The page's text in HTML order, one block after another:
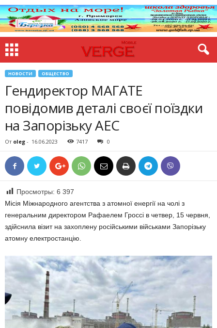
НОВОСТИ ОБЩЕСТВО
Гендиректор МАГАТЕ
повідомив деталі своєї поїздки
на Запорізьку АЕС
От oleg - 16.06.2023 7417 0
Просмотры: 6 397
Місія Міжнародного агентства з атомної енергії на чолі з
генеральним директором Рафаелем Гроссі в четвер, 15 червня,
здійснила візит на захоплену російськими військами Запорізьку
атомну електростанцію.